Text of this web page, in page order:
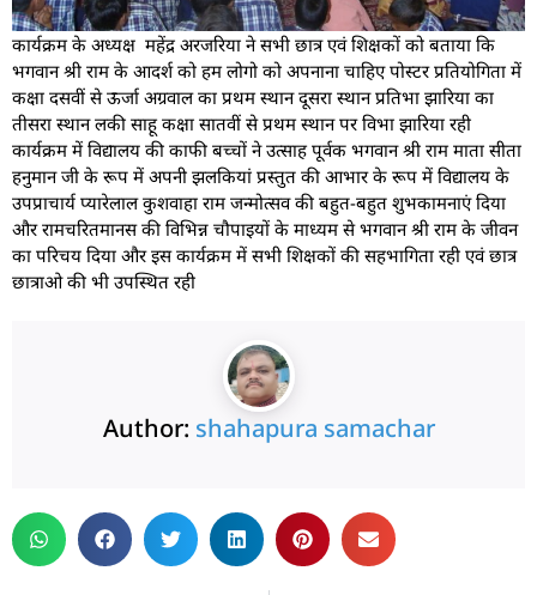
कार्यक्रम के अध्यक्ष महेंद्र अरजरिया ने सभी छात्र एवं शिक्षकों को बताया कि
भगवान श्री राम के आदर्श को हम लोगो को अपनाना चाहिए पोस्टर प्रतियोगिता में
कक्षा दसवीं से ऊर्जा अग्रवाल का प्रथम स्थान दूसरा स्थान प्रतिभा झारिया का
तीसरा स्थान लकी साहू कक्षा सातवीं से प्रथम स्थान पर विभा झारिया रही
कार्यक्रम में विद्यालय की काफी बच्चों ने उत्साह पूर्वक भगवान श्री राम माता सीता
हनुमान जी के रूप में अपनी झलकियां प्रस्तुत की आभार के रूप में विद्यालय के
उपप्राचार्य प्यारेलाल कुशवाहा राम जन्मोत्सव की बहुत-बहुत शुभकामनाएं दिया
और रामचरितमानस की विभिन्न चौपाइयों के माध्यम से भगवान श्री राम के जीवन
का परिचय दिया और इस कार्यक्रम में सभी शिक्षकों की सहभागिता रही एवं छात्र
छात्राओ की भी उपस्थित रही
Author: shahapura samachar